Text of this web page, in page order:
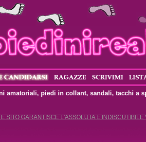
amatoriali, piedi in collant, sandali, tacchi a
SITO GARANTISCE L'ASSOLUTA E